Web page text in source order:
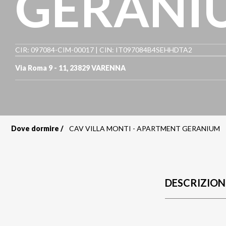
CIR: 097084-CIM-00017 | CIN: IT097084B4SEHHDTA2
Via Roma 9 - 11, 23829VARENNA
Dove dormire CAV VILLA MONTI - APARTMENT GERANIUM